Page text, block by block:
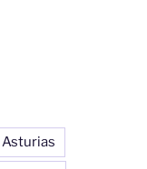
Asturias